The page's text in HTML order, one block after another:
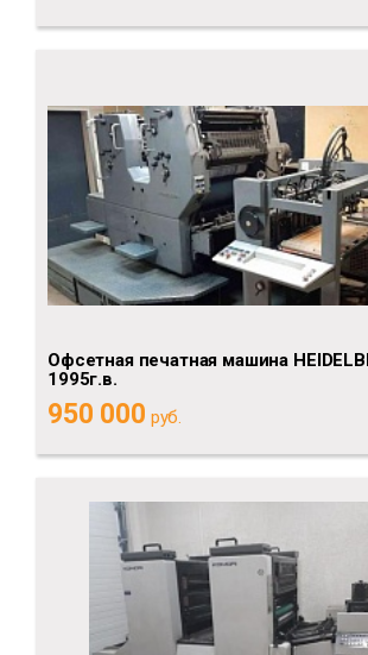
Офсетная печатная машина
1995г.в.
950 000 руб.